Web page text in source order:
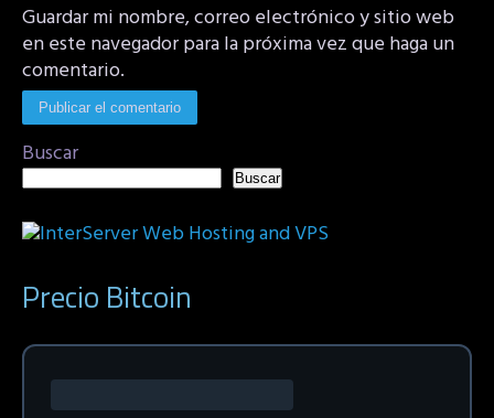
Guardar mi nombre, correo electrónico y sitio web
en este navegador para la próxima vez que haga un
comentario.
Buscar
Buscar
Precio Bitcoin